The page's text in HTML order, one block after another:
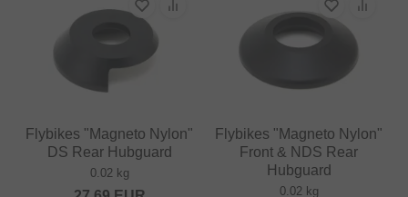
Flybikes "Magneto Nylon"
DS Rear Hubguard
0.02 kg
Flybikes "Magneto Nylon"
Front & NDS Rear
Hubguard
0.02 kg